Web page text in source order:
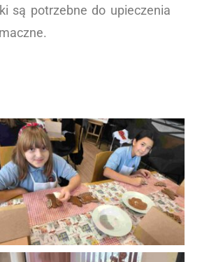
są potrzebne do upieczenia